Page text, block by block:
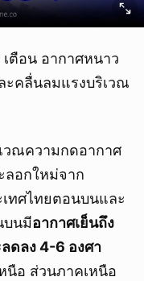
ตือน อากาศหนาว
ะคลื่นลมแรงบริเวณ
วณความกดอากาศ
ลอกใหม่จาก
ทศไทยตอนบนและ
บนมีอากาศเย็นถึง
ดลง 4-6 องศา
นือ ส่วนภาคเหนือ